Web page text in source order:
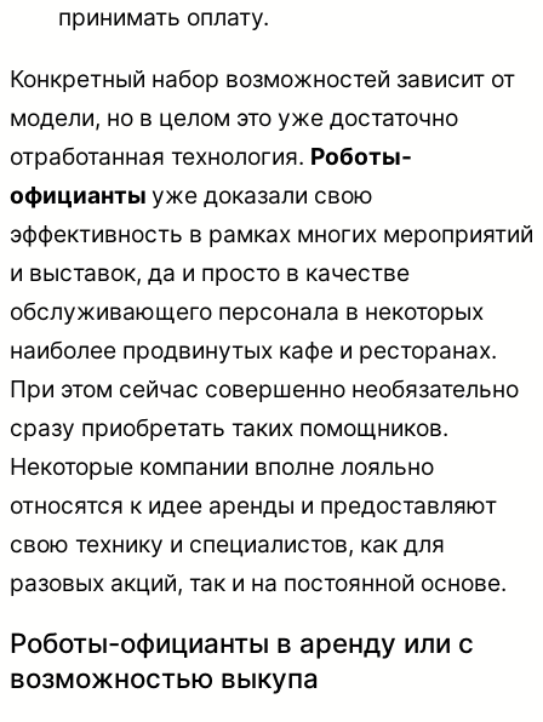
принимать оплату.
Конкретный набор возможностей зависит от
модели, но в целом это уже достаточно
отработанная технология. Роботы-
официанты уже доказали свою
эффективность в рамках многих мероприятий
и выставок, да и просто в качестве
обслуживающего персонала в некоторых
наиболее продвинутых кафе и ресторанах.
При этом сейчас совершенно необязательно
сразу приобретать таких помощников.
Некоторые компании вполне лояльно
относятся к идее аренды и предоставляют
свою технику и специалистов, как для
разовых акций, так и на постоянной основе.
Роботы-официанты в аренду или с
возможностью выкупа